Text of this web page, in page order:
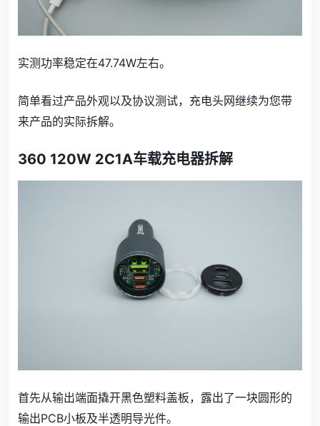
实测功率稳定在47.74W左右。
简单看过产品外观以及协议测试，充电头网继续为您带
来产品的实际拆解。
360 120W 2C1A车载充电器拆解
首先从输出端面撬开黑色塑料盖板，露出了一块圆形的
输出PCB小板及半透明导光件。